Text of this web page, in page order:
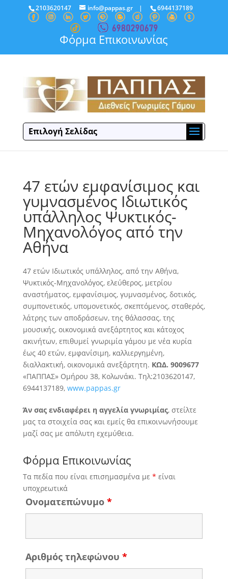
2103620147 info@pappas.gr| 6944137189
Φόρμα Επικοινωνίας
Επιλογή Σελίδας
47 ετών εμφανίσιμος και
γυμνασμένος Ιδιωτικός
υπάλληλος Ψυκτικός-
Μηχανολόγος από την
Αθήνα
47 ετών Ιδιωτικός υπάλληλος, από την Αθήνα,
Ψυκτικός-Μηχανολόγος, ελεύθερος, μετρίου
αναστήματος, εμφανίσιμος, γυμνασμένος, δοτικός,
συμπονετικός, υπομονετικός, σκεπτόμενος, σταθερός,
λάτρης των αποδράσεων, της θάλασσας, της
μουσικής, οικονομικά ανεξάρτητος και κάτοχος
ακινήτων, επιθυμεί γνωριμία γάμου με νέα κυρία
έως 40 ετών, εμφανίσιμη, καλλιεργημένη,
διαλλακτική, οικονομικά ανεξάρτητη. ΚΩΔ. 9009677
«ΠΑΠΠΑΣ» Ομήρου 38, Κολωνάκι. Τηλ:2103620147,
6944137189, www.pappas.gr
Άν σας ενδιαφέρει η αγγελία γνωριμίας, στείλτε
μας τα στοιχεία σας και εμείς θα επικοινωνήσουμε
μαζί σας με απόλυτη εχεμύθεια.
Φόρμα Επικοινωνίας
Τα πεδία που είναι επισημασμένα με * είναι
υποχρεωτικά
Ονοματεπώνυμο *
Αριθμός τηλεφώνου *